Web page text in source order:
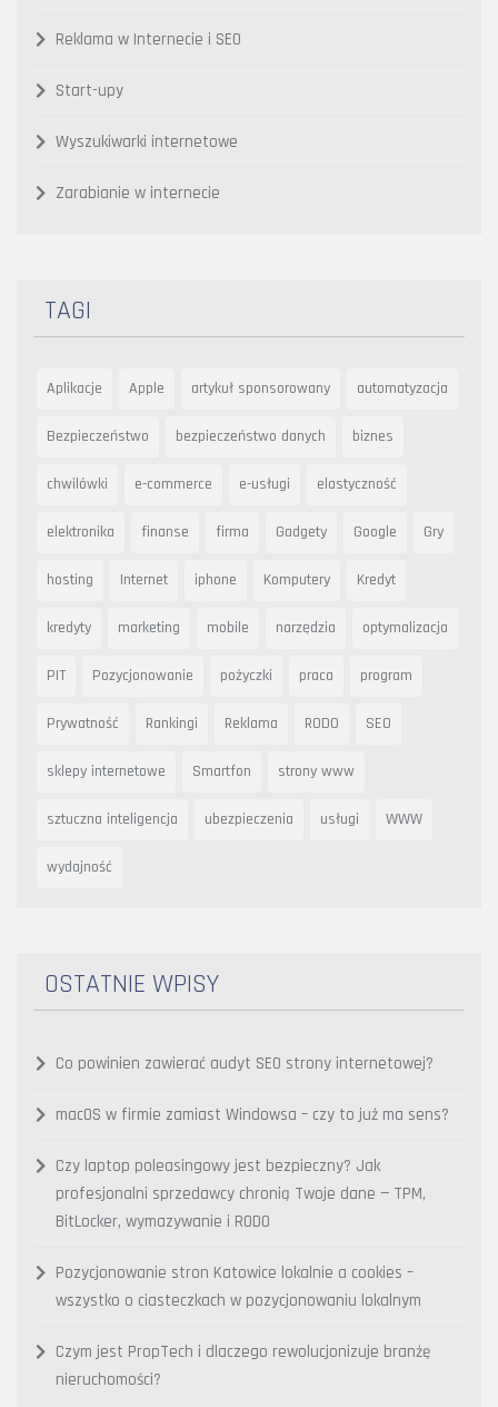
Reklama w Internecie i SEO
Start-upy
Wyszukiwarki internetowe
Zarabianie w internecie
TAGI
Aplikacje Apple artykuł sponsorowany automatyzacja
Bezpieczeństwo bezpieczeństwo danych biznes
chwilówki e-commerce e-usługi elastyczność
elektronika finanse firma Gadgety Google Gry
hosting Internet iphone Komputery Kredyt
kredyty marketing mobile narzędzia optymalizacja
PIT Pozycjonowanie pożyczki praca program
Prywatność Rankingi Reklama RODO SEO
sklepy internetowe Smartfon strony www
sztuczna inteligencja ubezpieczenia usługi WWW
wydajność
OSTATNIE WPISY
Co powinien zawierać audyt SEO strony internetowej?
macOS w firmie zamiast Windowsa – czy to już ma sens?
Czy laptop poleasingowy jest bezpieczny? Jak
profesjonalni sprzedawcy chronią Twoje dane — TPM,
BitLocker, wymazywanie i RODO
Pozycjonowanie stron Katowice lokalnie a cookies –
wszystko o ciasteczkach w pozycjonowaniu lokalnym
Czym jest PropTech i dlaczego rewolucjonizuje branżę
nieruchomości?